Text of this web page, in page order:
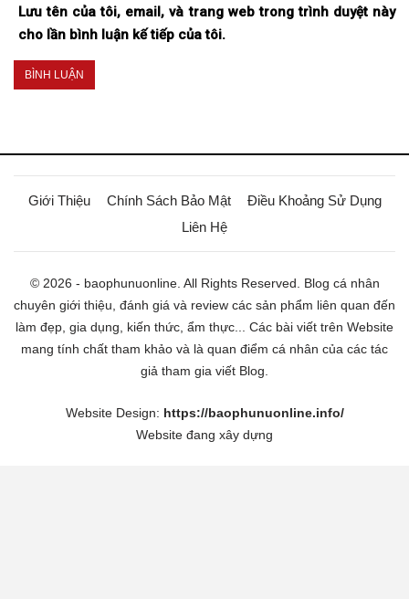
Lưu tên của tôi, email, và trang web trong trình duyệt này
cho lần bình luận kế tiếp của tôi.
Giới Thiệu Chính Sách Bảo Mật
Điều Khoảng Sử Dụng
Liên Hệ
© 2026 - baophunuonline. All Rights Reserved. Blog cá nhân
chuyên giới thiệu, đánh giá và review các sản phẩm liên quan đến
làm đẹp, gia dụng, kiến thức, ẩm thực... Các bài viết trên Website
mang tính chất tham khảo và là quan điểm cá nhân của các tác
giả tham gia viết Blog.
Website Design: https://baophunuonline.info/
Website đang xây dựng